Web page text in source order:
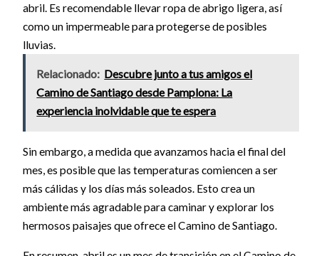
abril. Es recomendable llevar ropa de abrigo ligera, así
como un impermeable para protegerse de posibles
lluvias.
Relacionado: Descubre junto a tus amigos el
Camino de Santiago desde Pamplona: La
experiencia inolvidable que te espera
Sin embargo, a medida que avanzamos hacia el final del
mes, es posible que las temperaturas comiencen a ser
más cálidas y los días más soleados. Esto crea un
ambiente más agradable para caminar y explorar los
hermosos paisajes que ofrece el Camino de Santiago.